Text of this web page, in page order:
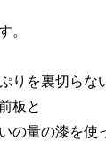
。
りを裏切らな
板と
の量の漆を使